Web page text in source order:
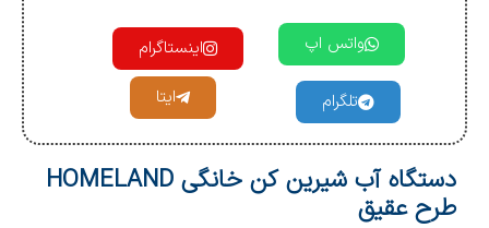
واتس اپ اینستاگرام
تلگرام ایتا
دستگاه آب شيرين کن خانگي HOMELAND
طرح عقیق